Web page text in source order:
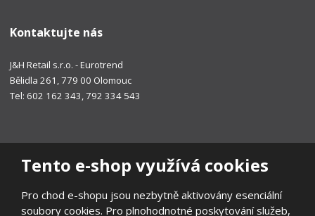
Tento e-shop využívá cookies
Pro chod e-shopu jsou nezbytně aktivovány esenciální
soubory cookies. Pro plnohodnotné poskytování služeb,
Kontaktujte nás
J&H Retail s.r.o. - Eurotrend
Bělidla 261, 779 00 Olomouc
Tel: 602 162 343, 792 334 543